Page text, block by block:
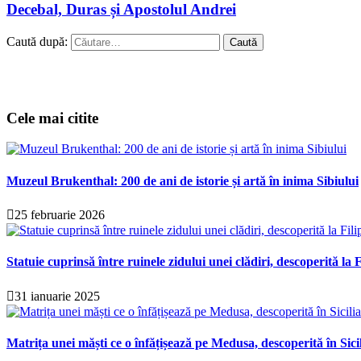
Decebal, Duras și Apostolul Andrei
Caută după:
Cele mai citite
Muzeul Brukenthal: 200 de ani de istorie și artă în inima Sibiului
25 februarie 2026
Statuie cuprinsă între ruinele zidului unei clădiri, descoperită la
31 ianuarie 2025
Matrița unei măști ce o înfățișează pe Medusa, descoperită în